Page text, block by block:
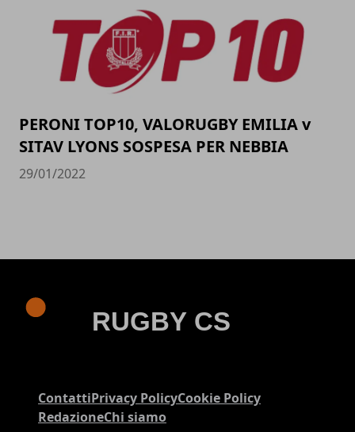
PERONI TOP10, VALORUGBY EMILIA v
SITAV LYONS SOSPESA PER NEBBIA
29/01/2022
ContattiPrivacy PolicyCookie Policy
RedazioneChi siamo